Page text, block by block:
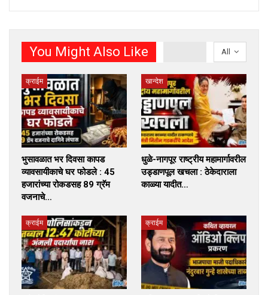
All
You Might Also Like
क्राईम
भुसावळात भर दिवसा कापड
व्यावसायीकाचे घर फोडले : 45
हजारांच्या रोकडसह 89 ग्रॅम
वजनाचे…
खान्देश
धुळे-नागपूर राष्ट्रीय महामार्गावरील
उड्डाणपूल खचला : ठेकेदाराला
काळ्या यादीत…
क्राईम क्राईम